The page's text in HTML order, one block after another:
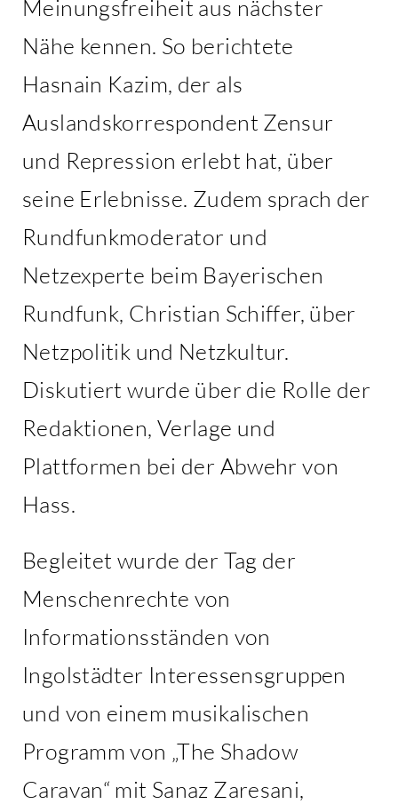
Meinungsfreiheit aus nächster
Nähe kennen. So berichtete
Hasnain Kazim, der als
Auslandskorrespondent Zensur
und Repression erlebt hat, über
seine Erlebnisse. Zudem sprach der
Rundfunkmoderator und
Netzexperte beim Bayerischen
Rundfunk, Christian Schiffer, über
Netzpolitik und Netzkultur.
Diskutiert wurde über die Rolle der
Redaktionen, Verlage und
Plattformen bei der Abwehr von
Hass.
Begleitet wurde der Tag der
Menschenrechte von
Informationsständen von
Ingolstädter Interessensgruppen
und von einem musikalischen
Programm von „The Shadow
Caravan“ mit Sanaz Zaresani,